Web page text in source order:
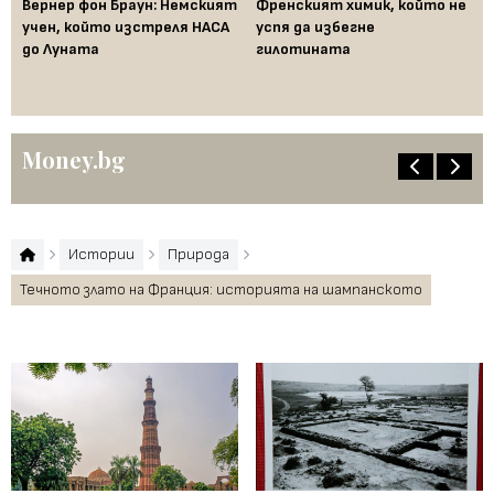
Вернер фон Браун: Немският
учен, който изстреля НАСА
до Луната
Френският химик, който не
успя да избегне
гилотината
Money.bg
Истории
Природа
Течното злато на Франция: историята на шампанското